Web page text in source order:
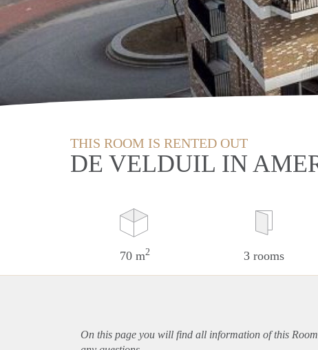
THIS ROOM IS RENTED OUT
DE VELDUIL IN
70 m2 3 rooms
On this page you will find all information of this